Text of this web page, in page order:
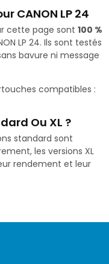
CANON LP 24
cette page sont 100 %
LP 24. Ils sont testés
bavure ni message
compatibles :
Ou XL ?
standard sont
les versions XL
rendement et leur